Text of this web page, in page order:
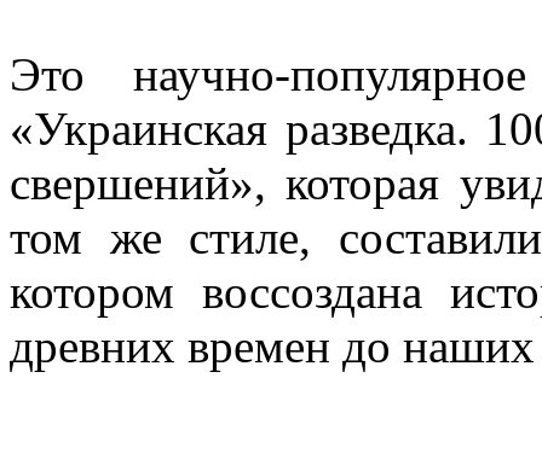
Это научно-
«Украинская разведка.
свершений», которая
том же стиле,
котором воссоздана
древних времен до